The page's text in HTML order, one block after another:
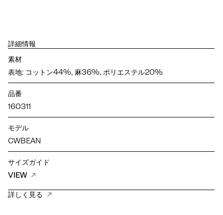
詳細情報
素材
表地: コットン44%, 麻36%, ポリエステル20%
品番
160311
モデル
CWBEAN
サイズガイド
VIEW
詳しく見る